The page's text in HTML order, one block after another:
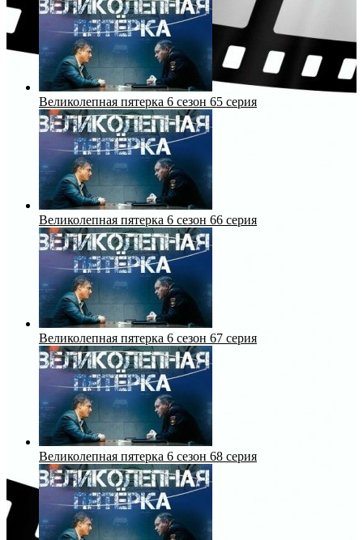
Великолепная пятерка 6 сезон 65 серия
Великолепная пятерка 6 сезон 66 серия
Великолепная пятерка 6 сезон 67 серия
Великолепная пятерка 6 сезон 68 серия